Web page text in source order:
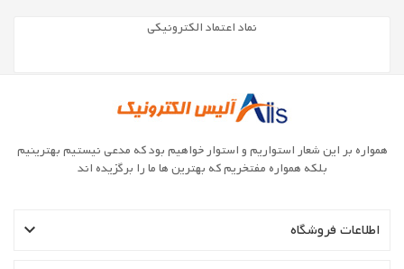
نماد اعتماد الکترونیکی
همواره بر این شعار استواریم و استوار خواهیم بود که مدعی نیستیم بهترینیم
بلکه همواره مفتخریم که بهترین ها ما را برگزیده اند
اطلاعات فروشگاه 